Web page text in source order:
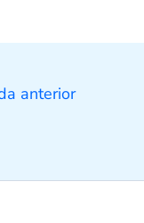
anterior